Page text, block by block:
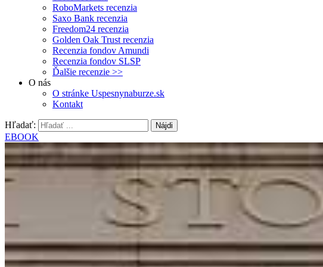
RoboMarkets recenzia
Saxo Bank recenzia
Freedom24 recenzia
Golden Oak Trust recenzia
Recenzia fondov Amundi
Recenzia fondov SLSP
Ďalšie recenzie >>
O nás
O stránke Uspesnynaburze.sk
Kontakt
Hľadať:
EBOOK
O stránke Uspesnynaburze.sk
Portál Uspesnynaburze.sk vznikol v roku 2017 s víziou priniesť ľuďom
Postupne sme sa stali stabilnou oporou pre tisíce používateľov na Slovensku aj v
Naším poslaním je sprístupniť a zrozumiteľne vysvetliť komplexné investičné
investovať efektívne a s minimálnymi poplatkami.